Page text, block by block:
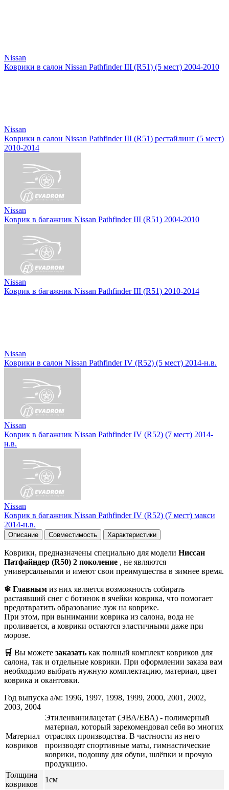
Nissan
Коврики в салон Nissan Pathfinder III (R51) (5 мест) 2004-2010
Nissan
Коврики в салон Nissan Pathfinder III (R51) рестайлинг (5 мест)
2010-2014
Nissan
Коврик в багажник Nissan Pathfinder III (R51) 2004-2010
Nissan
Коврик в багажник Nissan Pathfinder III (R51) 2010-2014
Nissan
Коврики в салон Nissan Pathfinder IV (R52) (5 мест) 2014-н.в.
Nissan
Коврик в багажник Nissan Pathfinder IV (R52) (7 мест) 2014-
н.в.
Nissan
Коврик в багажник Nissan Pathfinder IV (R52) (7 мест) макси
2014-н.в.
Описание Совместимость Характеристики
Коврики, предназначены специально для модели Ниссан
Патфайндер (R50) 2 поколение , не являются
универсальными и имеют свои преимущества в зимнее время.
❄ Главным из них является возможность собирать
растаявший снег с ботинок в ячейки коврика, что помогает
предотвратить образование луж на коврике.
При этом, при вынимании коврика из салона, вода не
проливается, а коврики остаются эластичными даже при
морозе.
🛒 Вы можете заказать как полный комплект ковриков для
салона, так и отдельные коврики. При оформлении заказа вам
необходимо выбрать нужную комплектацию, материал, цвет
коврика и окантовки.
Год выпуска а/м: 1996, 1997, 1998, 1999, 2000, 2001, 2002,
2003, 2004
Материал
ковриков
Этиленвинилацетат (ЭВА/ЕВА) - полимерный
материал, который зарекомендовал себя во многих
отраслях производства. В частности из него
производят спортивные маты, гимнастические
коврики, подошву для обуви, шлёпки и прочую
продукцию.
Толщина
ковриков
1см